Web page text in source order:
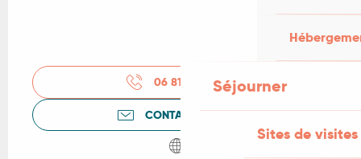
Séjourner
Sites de visites
06 81 67 38▒▒
CONTACTEZ-NOUS